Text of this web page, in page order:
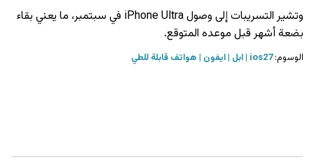
وتشير التسريبات إلى وصول iPhone Ultra في سبتمبر، ما يعني بقاء
بضعة أشهر قبل موعده المتوقع.
الوسوم:ios27 ابل ايفون هواتف قابلة للطي